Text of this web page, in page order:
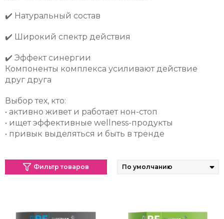
✔️ Натуральный состав
✔️ Широкий спектр действия
✔️ Эффект синергии
Компоненты комплекса усиливают действие
друг друга
Выбор тех, кто:
• активно живет и работает нон-стоп
• ищет эффективные wellness-продукты
• привык выделяться и быть в тренде
Фильтр товаров